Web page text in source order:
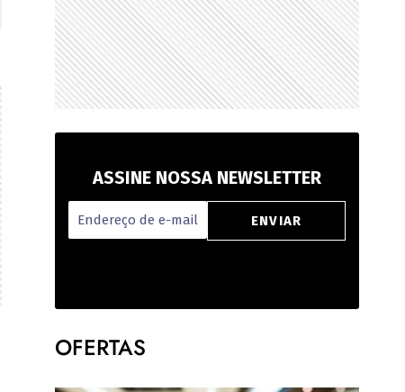
ASSINE NOSSA NEWSLETTER
OFERTAS